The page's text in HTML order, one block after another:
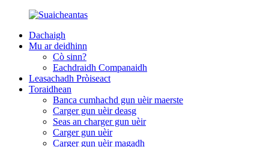
Dachaigh
Mu ar deidhinn
Cò sinn?
Eachdraidh Companaidh
Leasachadh Pròiseact
Toraidhean
Banca cumhachd gun uèir maerste
Carger gun uèir deasg
Seas an charger gun uèir
Carger gun uèir
Carger gun uèir magadh